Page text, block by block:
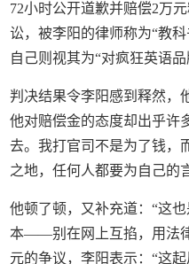
72小时公开道歉并赔偿2万
讼，被李阳的律师称为“教
自己则视其为“对疯狂英语品
判决结果令李阳感到释然，
他对赔偿金的态度却出乎许
去。我打官司不是为了钱，
之地，任何人都要为自己的
他顿了顿，又补充道：“这
本——别在网上互掐，用法
元的争议，李阳表示：“这